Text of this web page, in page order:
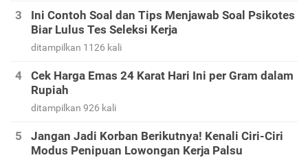
Ini Contoh Soal dan Tips Menjawab Soal Psikotes
Biar Lulus Tes Seleksi Kerja
ditampilkan 1126 kali
Cek Harga Emas 24 Karat Hari Ini per Gram dalam
Rupiah
ditampilkan 926 kali
Jangan Jadi Korban Berikutnya! Kenali Ciri-Ciri
Modus Penipuan Lowongan Kerja Palsu